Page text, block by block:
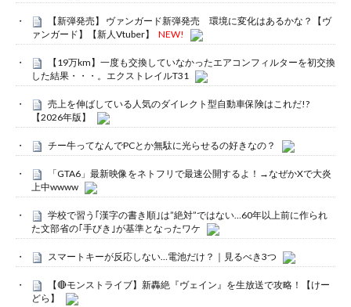
【新弾発売】 ヴァンガード新弾発売 環境に変化はあるかな？【ヴ
ァンガード】【新人Vtuber】
NEW!
【19万km】一度も交換していなかったエアコンフィルターを初交換
した結果・・・。エクストレイルT31
売上を伸ばしている人気のダイレクト型自動車保険はこれだ!?
【2026年版】
チー牛ってなんでPCとか無駄に光らせるの好きなの？
「GTA6」最新映像をネトフリで最速公開するよ！→なぜかXで大炎
上中wwww
学校で習う｢漢字の書き順｣は”絶対”ではない…60年以上前に作られ
た文部省の｢手びき｣が基準となったワケ
スマートキーが反応しない…電池だけ？｜見るべき3つ
【🔴モンストライブ】新轟絶『ヴェイン』を生放送で攻略！【けー
どら】